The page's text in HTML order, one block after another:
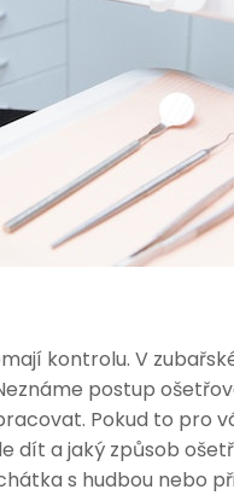
kontrolu. V
postup
Pokud to pro
dít a jaký způsob
s hudbou nebo